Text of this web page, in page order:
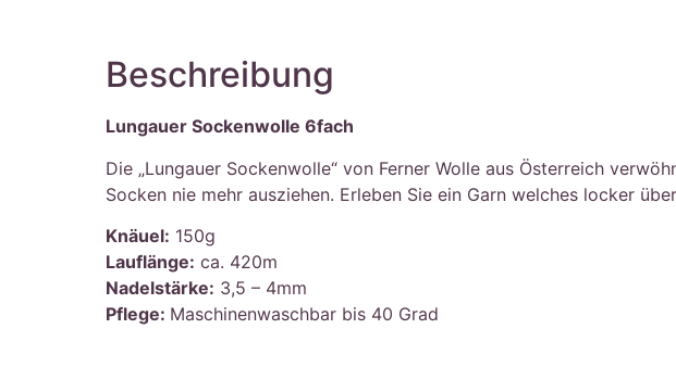
Beschreibung
Lungauer Sockenwolle 6fach
Die „Lungauer Sockenwolle“ von Ferner Wolle aus Österreich
Socken nie mehr ausziehen. Erleben Sie ein Garn welches locker
Knäuel: 150g
Lauflänge: ca. 420m
Nadelstärke: 3,5 – 4mm
Pflege: Maschinenwaschbar bis 40 Grad